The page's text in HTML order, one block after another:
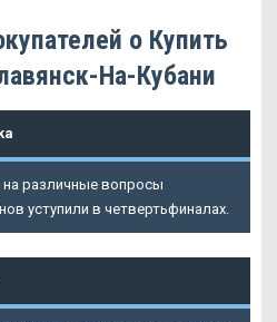
о Купить
На-Кубани
различные вопросы
уступили в четвертьфиналах.